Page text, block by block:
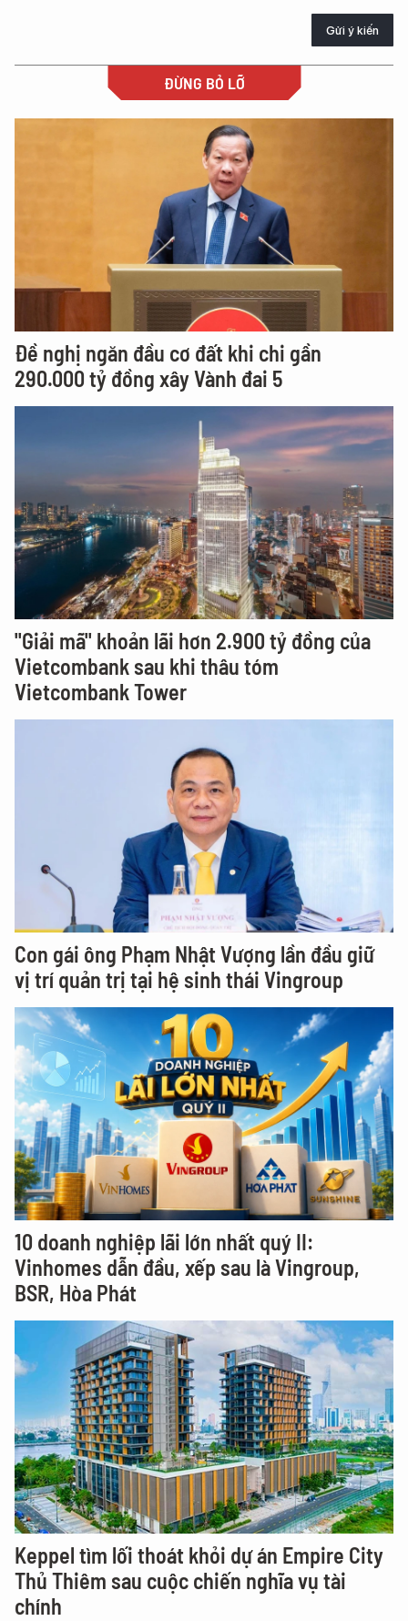
Gửi ý kiến
ĐỪNG BỎ LỠ
Đề nghị ngăn đầu cơ đất khi chi gần
290.000 tỷ đồng xây Vành đai 5
"Giải mã" khoản lãi hơn 2.900 tỷ đồng của
Vietcombank sau khi thâu tóm
Vietcombank Tower
Con gái ông Phạm Nhật Vượng lần đầu giữ
vị trí quản trị tại hệ sinh thái Vingroup
10 doanh nghiệp lãi lớn nhất quý II:
Vinhomes dẫn đầu, xếp sau là Vingroup,
BSR, Hòa Phát
Keppel tìm lối thoát khỏi dự án Empire City
Thủ Thiêm sau cuộc chiến nghĩa vụ tài
chính